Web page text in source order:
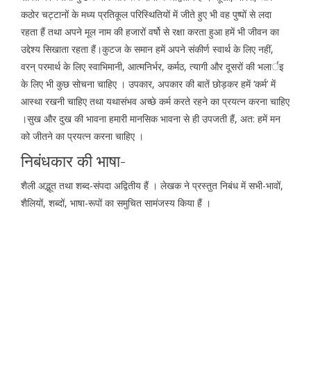
कठोर चट्टानों के मध्य प्रतिकूल परिस्थितियों में जीते हुए भी वह पुष्पों से लदा
रहता हैं तथा अपने मूल नाम की हजारों वर्षो से रक्षा करता हुआ हमें भी जीवन का
उद्देश्य सिखाता रहता हैं।कुटज के समान हमें अपने संकीर्ण स्वार्थ के लिए नहीं,
वरन् परमार्थ के लिए स्वाभिमानी, आत्मनिर्भर, कर्मठ, त्यागी और दूसरों की भलार्इ
के लिए भी कुछ सोचना चाहिए । उपकार, अपकार की बातें छोड़कर हमें ‘कर्म’ में
आस्था रखनी चाहिए तथा यथासंभव अच्छे कर्म करते रहने का प्रयत्न करना चाहिए
।सुख और दुख की भावना हमारी मानसिक भावना से ही उपजती हैं, अत: हमें मन
को जीतने का प्रयत्न करना चाहिए ।
निबंधकार की भाषा-
शैली अद्भूत तथा शब्द-संपदा अद्वितीय हैं । लेखक ने प्रस्तुत निबंध में सभी-भावों,
शैलियों, शब्दों, भाषा-रूपों का समुचित सामंजस्य किया हैं ।